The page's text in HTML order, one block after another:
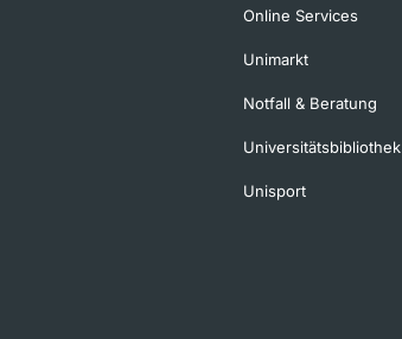
Online Services
Unimarkt
Notfall & Beratung
Universitätsbibliothek
Unisport